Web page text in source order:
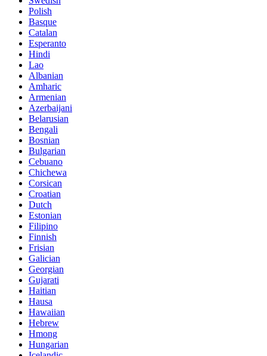
Polish
Basque
Catalan
Esperanto
Hindi
Lao
Albanian
Amharic
Armenian
Azerbaijani
Belarusian
Bengali
Bosnian
Bulgarian
Cebuano
Chichewa
Corsican
Croatian
Dutch
Estonian
Filipino
Finnish
Frisian
Galician
Georgian
Gujarati
Haitian
Hausa
Hawaiian
Hebrew
Hmong
Hungarian